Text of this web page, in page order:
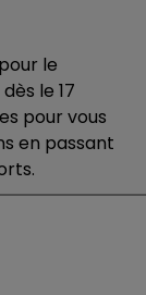
le
le 17
pour vous
en passant